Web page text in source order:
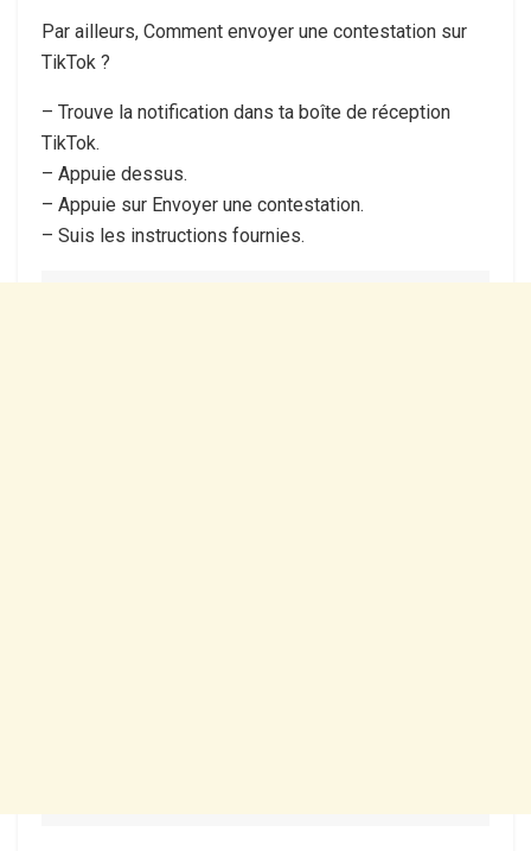
Par ailleurs, Comment envoyer une contestation sur
TikTok ?
– Trouve la notification dans ta boîte de réception
TikTok.
– Appuie dessus.
– Appuie sur Envoyer une contestation.
– Suis les instructions fournies.